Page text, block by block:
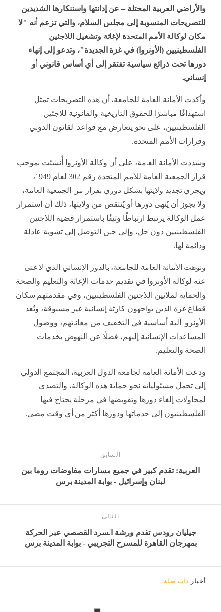
والأراضي العربية المحتلة – عن إدانتها واستنكارها الشديدين
للتصريحات المنسوبة إلى مجلس السلام، والتي تزعم أنه "لا
مكان لوكالة الأمم المتحدة لإغاثة وتشغيل اللاجئين
الفلسطينيين (الأونروا) في غزة الجديدة"، وتدعو إلى إنهاء
دورها تحت ذرائع سياسية تفتقر إلى أي أساس قانوني أو
إنساني.
وأكدت الأمانة العامة للجامعة، أن هذه التصريحات تمثل
استهدافًا مباشرًا للحقوق التاريخية والقانونية للاجئين
الفلسطينيين، على نحو يتعارض مع قواعد القانون الدولي
وقرارات الأمم المتحدة.
وشددت الأمانة العامة، على أن وكالة الأونروا أُنشئت بموجب
قرار الجمعية العامة للأمم المتحدة رقم 302 لعام 1949،
ويجري تجديد ولايتها بشكل دوري بقرار من الجمعية العامة،
ولا يجوز أن يُنهى دورها أو يُنتقص من ولايتها، ذلك أن استمرار
عمل الوكالة يرتبط ارتباطًا وثيقًا باستمرار قضية اللاجئين
الفلسطينيين دون حل، وإلى حين التوصل إلى تسوية عادلة
ودائمة لها.
ونوهت الأمانة العامة للجامعة، بالدور الإنساني الذي لا غنى
عنه لوكالة الأونروا في تقديم خدمات الإغاثة والتعليم والصحة
والحماية لملايين اللاجئين الفلسطينيين، وفي مقدمتهم سكان
قطاع غزة الذين يواجهون كارثة إنسانية غير مسبوقة، وتُعد
الأونروا آلية أساسية في التخفيف من معاناتهم، ووصول
المساعدات الإنسانية إليهم، فضلًا عن النهوض بخدمات
الصحة والتعليم.
ودعت الأمانة العامة لجامعة الدول العربية، المجتمع الدولي
إلى تحمل مسئولياته نحو حماية هذه الوكالة، والتصدي
لمحاولات إلغاء دورها وتقويضها في مرحلة يحتاج فيها
الفلسطينيون إلى خدماتها ودورها أكثر من أي وقت مضى.
السابق
العربية: تقدم كبير في جميع مسارات مفاوضات روما بين
لبنان وإسرائيل - بوابة المدينة برس
التالى
جيليان رودس تقدم ورشة السرد القصصي عبر الحركة
بمهرجان القاهرة للمسرح التجريبي - بوابة المدينة برس
أخبار ذات صلة